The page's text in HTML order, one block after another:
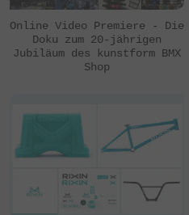
FBM
Felt Bikes
FreedomBMX
Hoffman Bikes
inTRIKat
Jungle Rider
Online Video Premiere - Die
Doku zum 20-jährigen
Jubiläum des kunstform BMX
Shop